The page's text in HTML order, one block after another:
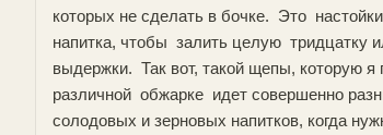
которых не сделать в бочке. Это
напитка, чтобы залить целую тридцатку
выдержки. Так вот, такой щепы, которую
различной обжарке идет совершенно
солодовых и зерновых напитков, когда